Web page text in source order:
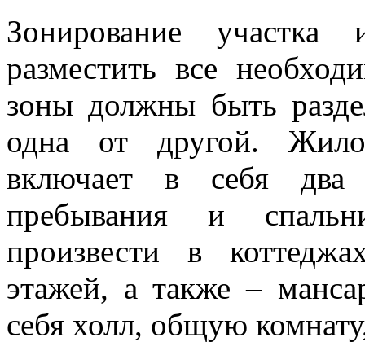
Зонирование
разместить все
зоны должны быть
одна от другой.
включает в себя два
пребывания и
произвести в
этажей, а также –
себя холл, общую